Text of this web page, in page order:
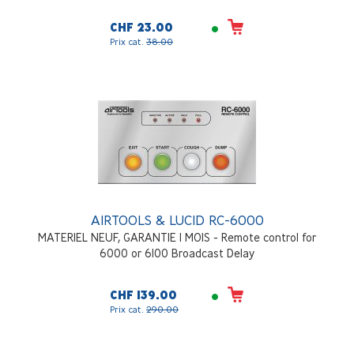
CHF 23.00
Prix cat. 38.00
AIRTOOLS & LUCID RC-6000
MATERIEL NEUF, GARANTIE 1 MOIS - Remote control for
6000 or 6100 Broadcast Delay
CHF 139.00
Prix cat. 290.00